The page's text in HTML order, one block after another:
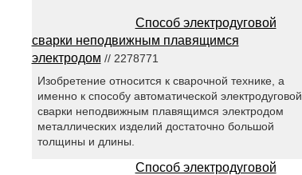
Способ электродуговой
сварки неподвижным плавящимся
электродом // 2278771
Изобретение относится к сварочной технике, а
именно к способу автоматической электродуговой
сварки неподвижным плавящимся электродом
металлических изделий достаточно большой
толщины и длины.
Способ электродуговой